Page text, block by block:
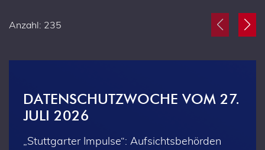
Anzahl: 235
DATENSCHUTZWOCHE VOM 27.
JULI 2026
„Stuttgarter Impulse“: Aufsichtsbehörden